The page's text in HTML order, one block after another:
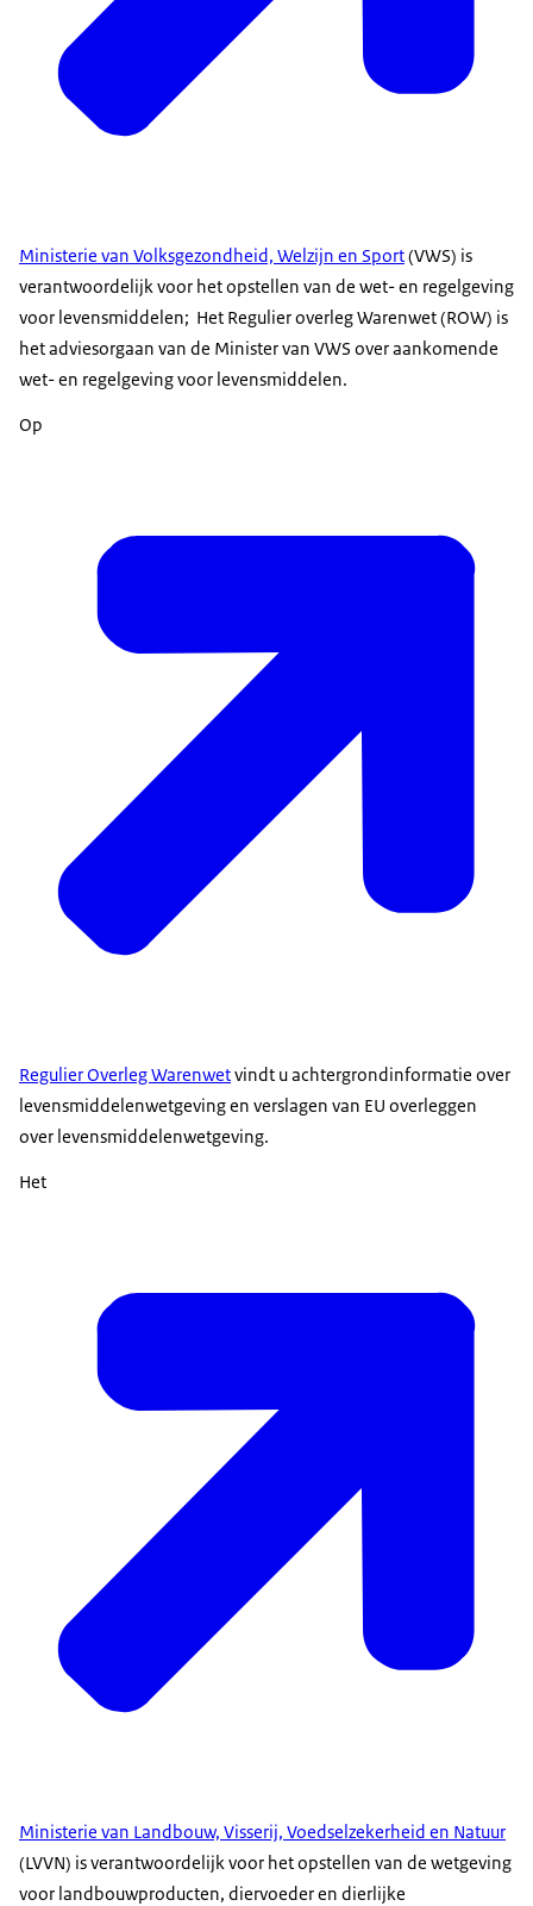
Ministerie van Volksgezondheid, Welzijn en Sport(VWS) is
verantwoordelijk voor het opstellen van de wet- en regelgeving
voor levensmiddelen; Het Regulier overleg Warenwet (ROW) is
het adviesorgaan van de Minister van VWS over aankomende
wet- en regelgeving voor levensmiddelen.
Op
Regulier Overleg Warenwetvindt u achtergrondinformatie over
levensmiddelenwetgeving en verslagen van EU overleggen
over levensmiddelenwetgeving.
Het
Ministerie van Landbouw, Visserij, Voedselzekerheid en Natuur
(LVVN) is verantwoordelijk voor het opstellen van de wetgeving
voor landbouwproducten, diervoeder en dierlijke